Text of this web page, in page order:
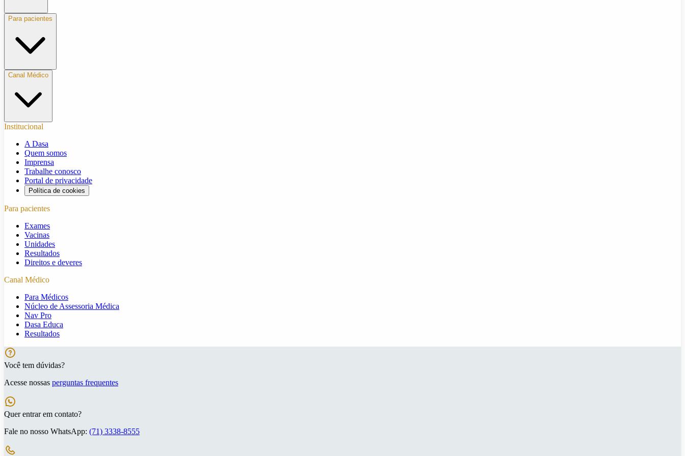
Para pacientes
Canal Médico
Institucional
A Dasa
Quem somos
Imprensa
Trabalhe conosco
Portal de privacidade
Política de cookies
Para pacientes
Exames
Vacinas
Unidades
Resultados
Direitos e deveres
Canal Médico
Para Médicos
Núcleo de Assessoria Médica
Nav Pro
Dasa Educa
Resultados
Você tem dúvidas?
Acesse nossas perguntas frequentes
Quer entrar em contato?
Fale no nosso WhatsApp: (71) 3338-8555